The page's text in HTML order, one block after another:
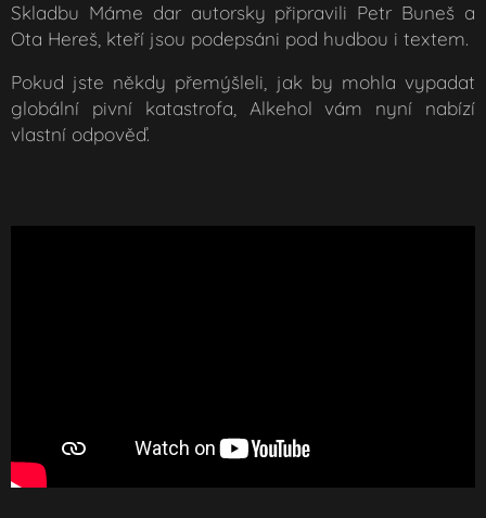
Skladbu Máme darautorsky připravili Petr Buneš a
Ota Hereš, kteří jsou podepsáni pod hudbou i textem.
Pokud jste někdy přemýšleli, jak by mohla vypadat
globální pivní katastrofa, Alkehol vám nyní nabízí
vlastní odpověď.